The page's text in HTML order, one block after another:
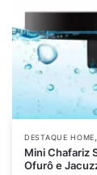
DESTAQUE HOME
Mini Chafariz
Ofurô e